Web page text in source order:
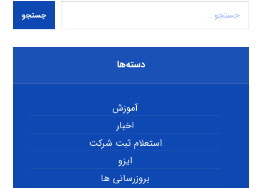
جستجو
دسته‌ها
آموزش
اخبار
استعلام ثبت شرکت
ایزو
بروزرسانی ها